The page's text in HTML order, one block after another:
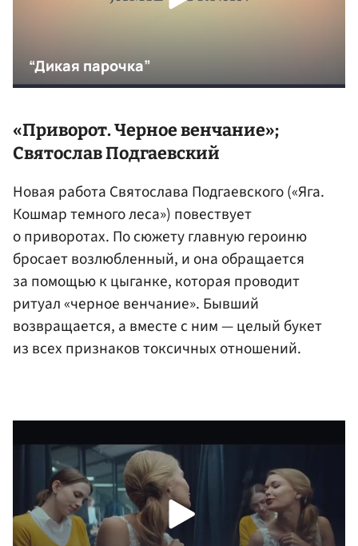
«Приворот. Черное венчание»;
Святослав Подгаевский
Новая работа Святослава Подгаевского («Яга.
Кошмар темного леса») повествует
о приворотах. По сюжету главную героиню
бросает возлюбленный, и она обращается
за помощью к цыганке, которая проводит
ритуал «черное венчание». Бывший
возвращается, а вместе с ним — целый букет
из всех признаков токсичных отношений.